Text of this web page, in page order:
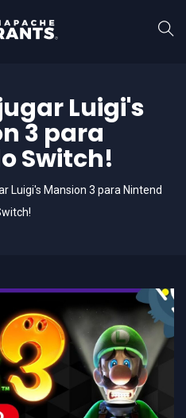
Luigi's
3 para
Switch!
Luigi's Mansion 3 para Nintend